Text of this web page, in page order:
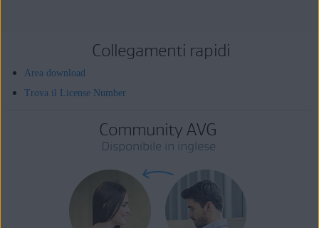
Collegamenti rapidi
Area download
Trova il License Number
Community AVG
Disponibile in inglese